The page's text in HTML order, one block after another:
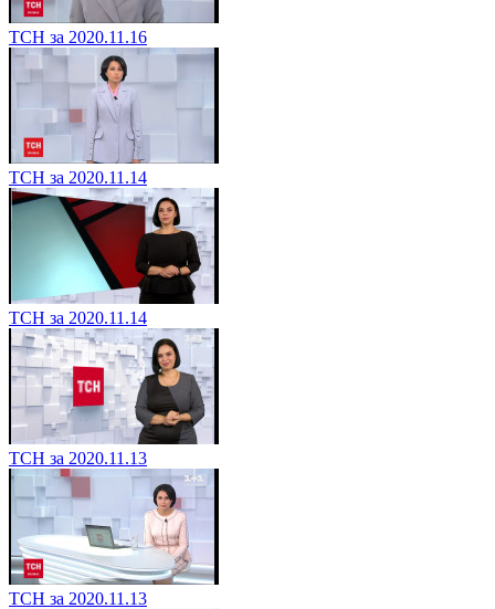
ТСН за 2020.11.16
ТСН за 2020.11.14
ТСН за 2020.11.14
ТСН за 2020.11.13
ТСН за 2020.11.13